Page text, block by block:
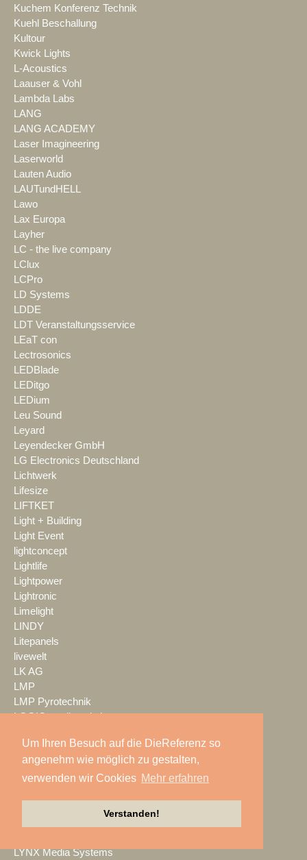
Um Ihren Besuch auf die DieReferenz so
angenehm wie möglich zu gestalten,
verwenden wir Cookies Mehr erfahren
Verstanden!
Kuchem Konferenz Technik
Kuehl Beschallung
Kultour
Kwick Lights
L-Acoustics
Laauser & Vohl
Lambda Labs
LANG
LANG ACADEMY
Laser Imagineering
Laserworld
Lauten Audio
LAUTundHELL
Lawo
Lax Europa
Layher
LC - the live company
LClux
LCPro
LD Systems
LDDE
LDT Veranstaltungsservice
LEaT con
Lectrosonics
LEDBlade
LEDitgo
LEDium
Leu Sound
Leyard
Leyendecker GmbH
LG Electronics Deutschland
Lichtwerk
Lifesize
LIFTKET
Light + Building
Light Event
lightconcept
Lightlife
Lightpower
Lightronic
Limelight
LINDY
Litepanels
livewelt
LK AG
LMP
LMP Pyrotechnik
LOGIC media solutions
loop light
loud GmbH
LTH
LYNX Media Systems